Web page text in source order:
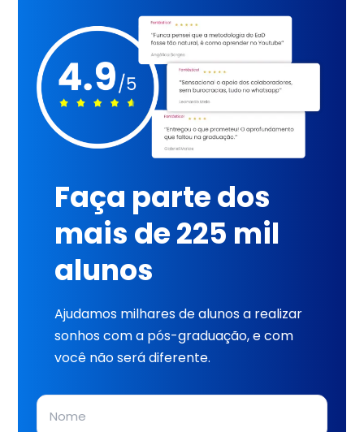
Faça parte dos
mais de 225 mil
alunos
Ajudamos milhares de alunos a realizar
sonhos com a pós-graduação, e com
você não será diferente.